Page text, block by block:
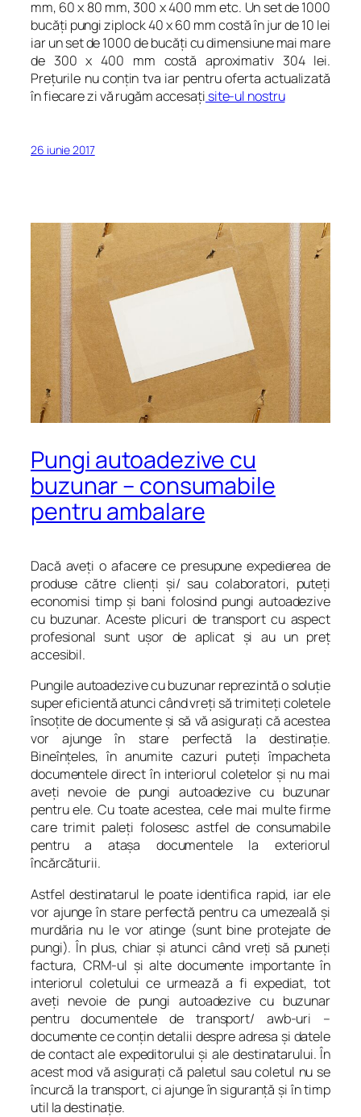
mm, 60 x 80 mm, 300 x 400 mm etc. Un set de 1000
bucăţi pungi ziplock 40 x 60 mm costă în jur de 10 lei
iar un set de 1000 de bucăţi cu dimensiune mai mare
de 300 x 400 mm costă aproximativ 304 lei.
Preţurile nu conţin tva iar pentru oferta actualizată
în fiecare zi vă rugăm accesaţi site-ul nostru
26 iunie 2017
Pungi autoadezive cu
buzunar – consumabile
pentru ambalare
Dacă aveţi o afacere ce presupune expedierea de
produse către clienţi şi/ sau colaboratori, puteţi
economisi timp şi bani folosind pungi autoadezive
cu buzunar. Aceste plicuri de transport cu aspect
profesional sunt uşor de aplicat şi au un preţ
accesibil.
Pungile autoadezive cu buzunar reprezintă o soluţie
super eficientă atunci când vreţi să trimiteţi coletele
însoţite de documente şi să vă asiguraţi că acestea
vor ajunge în stare perfectă la destinaţie.
Bineînţeles, în anumite cazuri puteţi împacheta
documentele direct în interiorul coletelor şi nu mai
aveţi nevoie de pungi autoadezive cu buzunar
pentru ele. Cu toate acestea, cele mai multe firme
care trimit paleţi folosesc astfel de consumabile
pentru a ataşa documentele la exteriorul
încărcăturii.
Astfel destinatarul le poate identifica rapid, iar ele
vor ajunge în stare perfectă pentru ca umezeală şi
murdăria nu le vor atinge (sunt bine protejate de
pungi). În plus, chiar şi atunci când vreţi să puneţi
factura, CRM-ul şi alte documente importante în
interiorul coletului ce urmează a fi expediat, tot
aveţi nevoie de pungi autoadezive cu buzunar
pentru documentele de transport/ awb-uri –
documente ce conţin detalii despre adresa şi datele
de contact ale expeditorului şi ale destinatarului. În
acest mod vă asiguraţi că paletul sau coletul nu se
încurcă la transport, ci ajunge în siguranţă şi în timp
util la destinaţie.